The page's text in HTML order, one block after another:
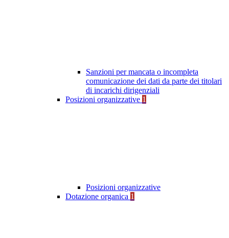
Sanzioni per mancata o incompleta
comunicazione dei dati da parte dei titolari
di incarichi dirigenziali
Posizioni organizzative 1
Posizioni organizzative
Dotazione organica 1